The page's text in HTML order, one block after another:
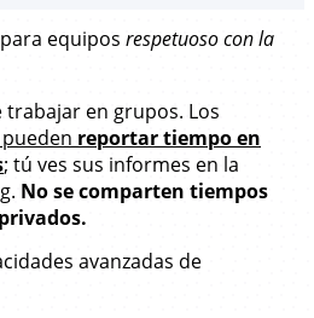
equipos respetuoso con la
en grupos. Los
reportar tiempo en
; tú ves sus informes en la
No se comparten tiempos
avanzadas de